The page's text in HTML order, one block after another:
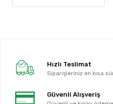
Hızlı Teslimat
Siparişleriniz en kısa
Güvenli Alışveriş